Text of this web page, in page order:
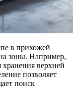
в прихожей
зоны. Например,
хранения верхней
позволяет
поиск